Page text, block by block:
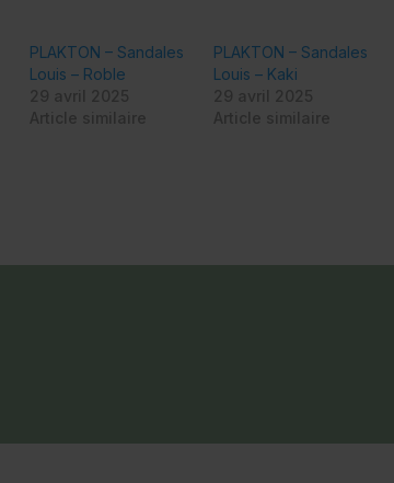
PLAKTON – Sandales
Louis – Roble
PLAKTON – Sandales
Louis – Kaki